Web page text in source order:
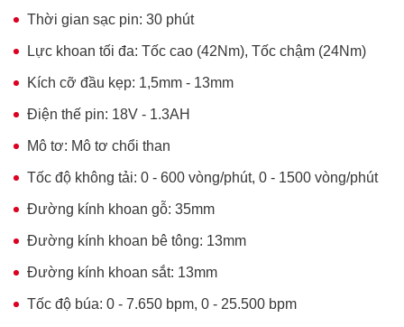
Thời gian sạc pin: 30 phút
Lực khoan tối đa: Tốc cao (42Nm), Tốc chậm (24Nm)
Kích cỡ đầu kẹp: 1,5mm - 13mm
Điện thế pin: 18V - 1.3AH
Mô tơ: Mô tơ chổi than
Tốc độ không tải: 0 - 600 vòng/phút, 0 - 1500 vòng/phút
Đường kính khoan gỗ: 35mm
Đường kính khoan bê tông: 13mm
Đường kính khoan sắt: 13mm
Tốc độ búa: 0 - 7.650 bpm, 0 - 25.500 bpm